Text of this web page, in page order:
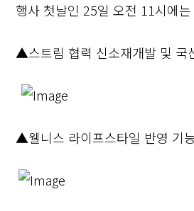
행사 첫날인 25일 오전 11시에
▲스트림 협력 신소재개발 및 국
▲웰니스 라이프스타일 반영 기